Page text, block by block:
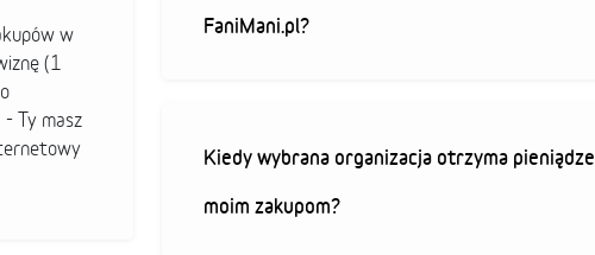
w
(1
Ty masz
FaniMani.pl?
Kiedy wybrana organizacja otrzyma
moim zakupom?